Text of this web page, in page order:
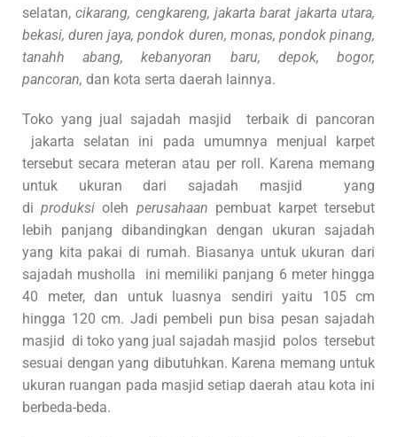
selatan,cikarang, cengkareng, jakarta barat jakarta utara,
bekasi, duren jaya, pondok duren, monas, pondok pinang,
tanahh abang, kebanyoran baru, depok, bogor,
pancoran, dan kota serta daerah lainnya.
Toko yang jual sajadah masjid terbaik di pancoran
jakarta selatan ini pada umumnya menjual karpet
tersebut secara meteran atau per roll. Karena memang
untuk ukuran dari sajadah masjid yang
diproduksi oleh perusahaan pembuat karpet tersebut
lebih panjang dibandingkan dengan ukuran sajadah
yang kita pakai di rumah. Biasanya untuk ukuran dari
sajadah musholla ini memiliki panjang 6 meter hingga
40 meter, dan untuk luasnya sendiri yaitu 105 cm
hingga 120 cm. Jadi pembeli pun bisa pesan sajadah
masjid di toko yang jual sajadah masjid polos tersebut
sesuai dengan yang dibutuhkan. Karena memang untuk
ukuran ruangan pada masjid setiap daerah atau kota ini
berbeda-beda.